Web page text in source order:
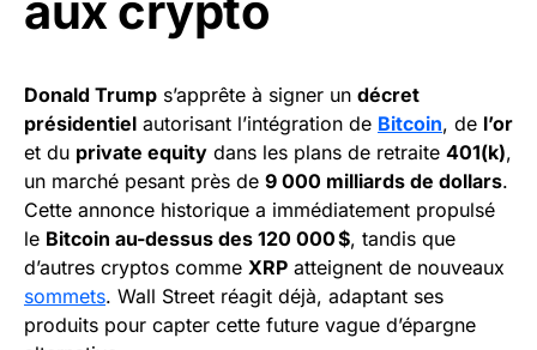
Donald Trump s’apprête à signer un décret
présidentiel autorisant l’intégration de Bitcoin, de l’or
et du private equity dans les plans de retraite 401(k),
un marché pesant près de 9 000 milliards de dollars.
Cette annonce historique a immédiatement propulsé
le Bitcoin au-dessus des 120 000 $, tandis que
d’autres cryptos comme XRP atteignent de nouveaux
sommets. Wall Street réagit déjà, adaptant ses
produits pour capter cette future vague d’épargne